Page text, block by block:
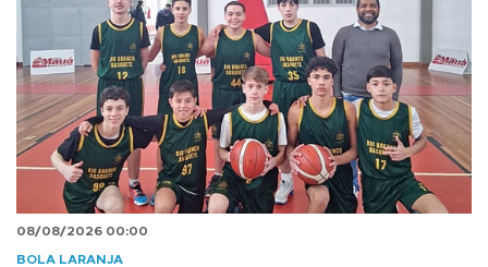
08/08/2026 00:00
BOLA LARANJA